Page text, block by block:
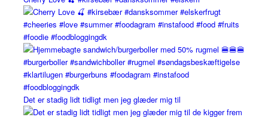
Det er stadig lidt tidligt men jeg glæder mig til